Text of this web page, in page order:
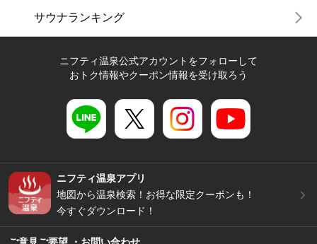
サウナランキング
ニフティ温泉公式アカウントをフォローして
おトク情報やクーポン情報を受け取ろう
ニフティ温泉アプリ
地図から温泉検索！お得な限定クーポンも！
今すぐダウンロード！